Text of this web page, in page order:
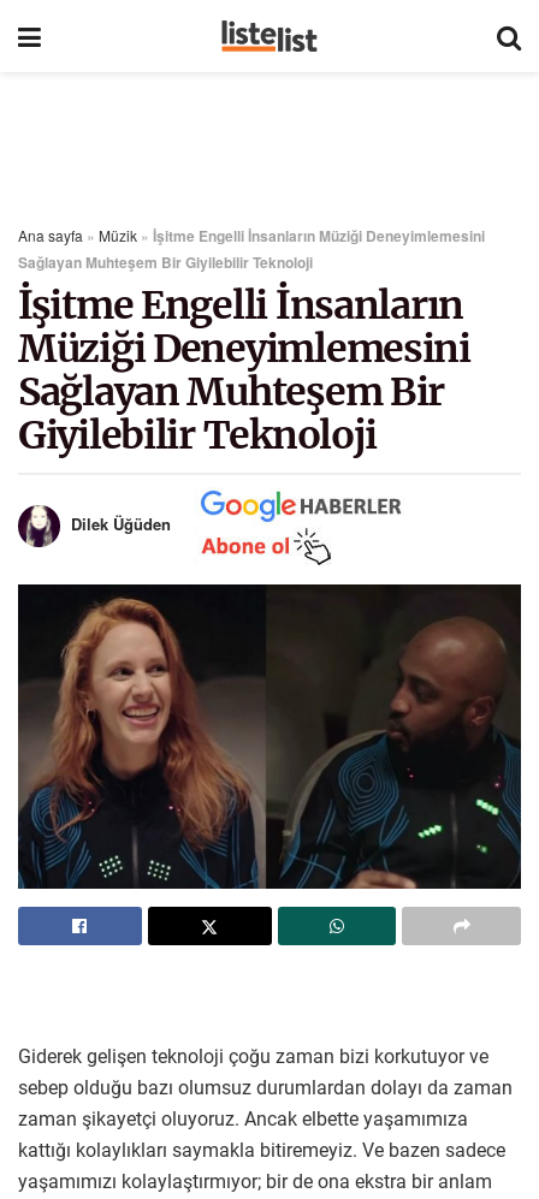
Ana sayfa » Müzik » İşitme Engelli İnsanların Müziği Deneyimlemesini
Sağlayan Muhteşem Bir Giyilebilir Teknoloji
İşitme Engelli İnsanların
Müziği Deneyimlemesini
Sağlayan Muhteşem Bir
Giyilebilir Teknoloji
Dilek Üğüden
Giderek gelişen teknoloji çoğu zaman bizi korkutuyor ve
sebep olduğu bazı olumsuz durumlardan dolayı da zaman
zaman şikayetçi oluyoruz. Ancak elbette yaşamımıza
kattığı kolaylıkları saymakla bitiremeyiz. Ve bazen sadece
yaşamımızı kolaylaştırmıyor; bir de ona ekstra bir anlam